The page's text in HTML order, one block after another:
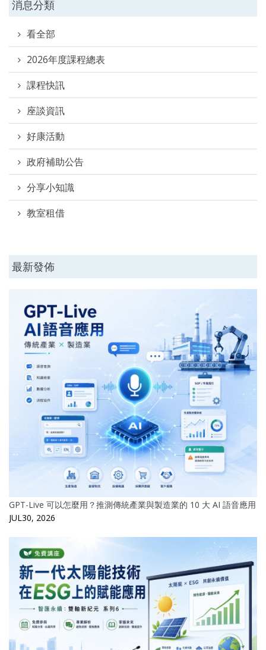
消息分類
看全部
2026年度課程總表
課程快訊
座談資訊
好康活動
政府補助公告
分享小知識
教室租借
最新發佈
GPT-Live 可以怎麼用？推測傳統產業與製造業的 10 大 AI 語音應用
JUL30, 2026